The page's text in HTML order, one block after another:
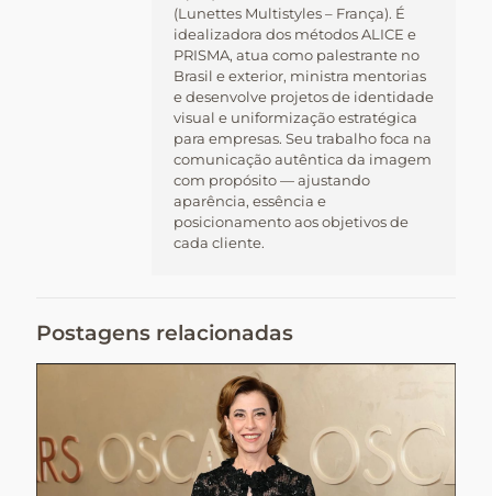
(Lunettes Multistyles – França). É
idealizadora dos métodos ALICE e
PRISMA, atua como palestrante no
Brasil e exterior, ministra mentorias
e desenvolve projetos de identidade
visual e uniformização estratégica
para empresas. Seu trabalho foca na
comunicação autêntica da imagem
com propósito — ajustando
aparência, essência e
posicionamento aos objetivos de
cada cliente.
Postagens relacionadas